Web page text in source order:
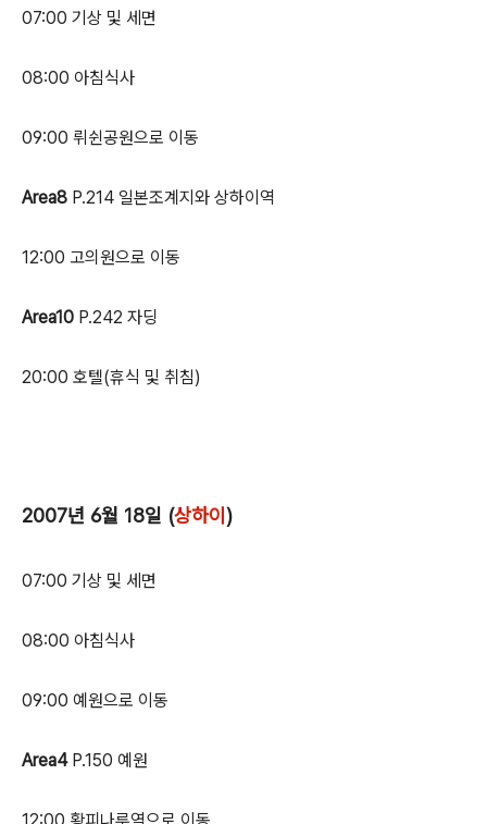
07:00 기상 및 세면
08:00 아침식사
09:00 뤼쉰공원으로 이동
Area8 P.214 일본조계지와 상하이역
12:00 고의원으로 이동
Area10 P.242 자딩
20:00 호텔(휴식 및 취침)
2007년 6월 18일 (상하이 )
07:00 기상 및 세면
08:00 아침식사
09:00 예원으로 이동
Area4P.150 예원